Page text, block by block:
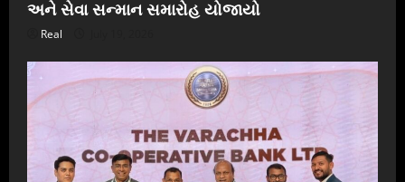
અને સેવા સન્માન સમારોહ યોજાયો
Real